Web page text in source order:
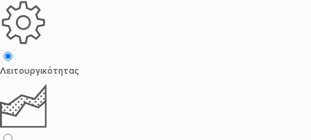
Λειτουργικότητας